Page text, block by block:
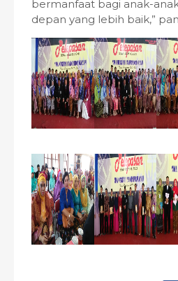
bermanfaat bagi anak-
depan yang lebih baik,”